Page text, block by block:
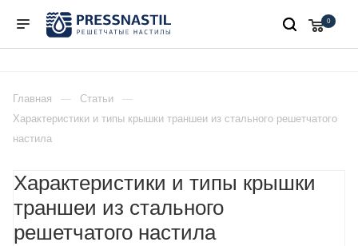
0
Главная
Статьи
Характеристики и типы крышки траншеи из стального решетчатого
настила
Характеристики и типы крышки
траншеи из стального
решетчатого настила